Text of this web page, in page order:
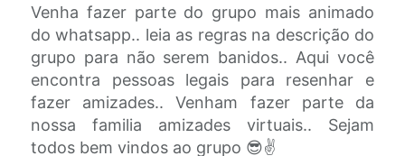
Venha fazer parte do grupo mais animado
do whatsapp.. leia as regras na descrição do
grupo para não serem banidos.. Aqui você
encontra pessoas legais para resenhar e
fazer amizades.. Venham fazer parte da
nossa familia amizades virtuais.. Sejam
todos bem vindos ao grupo 😎✌